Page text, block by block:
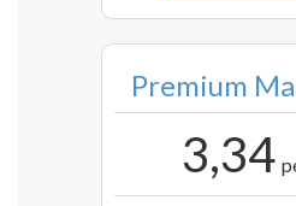
Premium
3,34